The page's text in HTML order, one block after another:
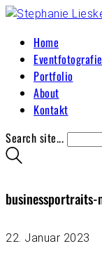
Home
Eventfotografie
Portfolio
About
Kontakt
Search site...
22. Januar 2023